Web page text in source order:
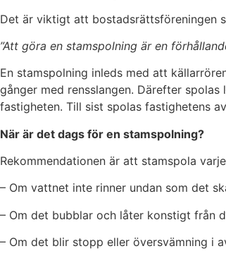
Det är viktigt att bostadsrättsföreningen
”Att göra en stamspolning är en
En stamspolning inleds med att
gånger med rensslangen. Därefter
fastigheten. Till sist spolas fastighetens
När är det dags för en stamspolning?
Rekommendationen är att stamspola varje
– Om vattnet inte rinner undan som det
– Om det bubblar och låter konstigt från
– Om det blir stopp eller översvämning i